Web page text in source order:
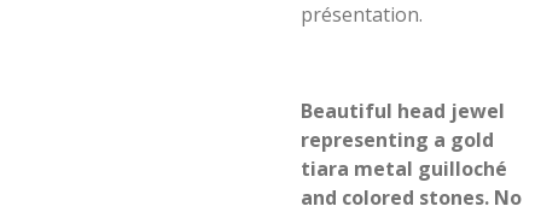
présentation.
Beautiful head jewel
representing a gold
tiara metal guilloché
and colored stones. No